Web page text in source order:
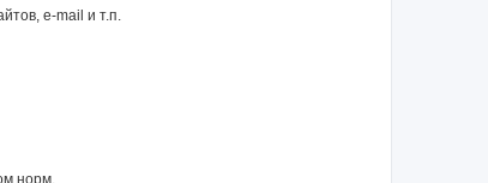
e-mail и т.п.